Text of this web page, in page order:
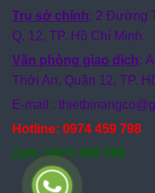
Trụ sở chính: 2 Đường
Q. 12, TP. Hồ Chí Minh.
Văn phòng giao dịch:
Thới An, Quận 12, TP.
E-mail : thietbinangco
Hotline: 0974 459 798
Zalo: 0974 459 798